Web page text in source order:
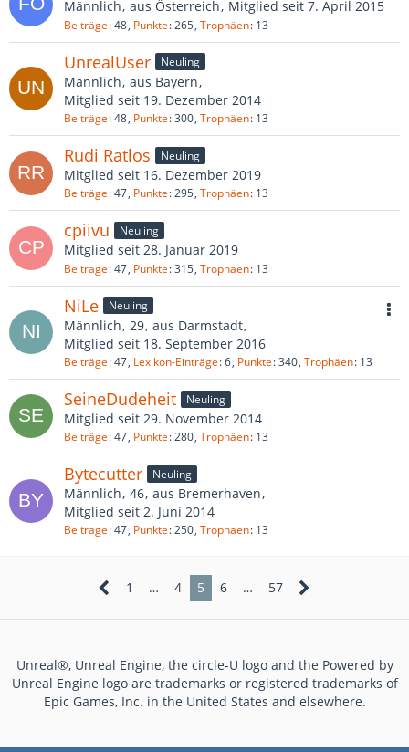
Männlich aus Österreich Mitglied seit 7. April 2015
Beiträge 48 Punkte 265 Trophäen 13
UnrealUser Neuling
Männlich aus Bayern
Mitglied seit 19. Dezember 2014
Beiträge 48 Punkte 300 Trophäen 13
Rudi Ratlos Neuling
Mitglied seit 16. Dezember 2019
Beiträge 47 Punkte 295 Trophäen 13
cpiivu Neuling
Mitglied seit 28. Januar 2019
Beiträge 47 Punkte 315 Trophäen 13
NiLe Neuling
Männlich 29 aus Darmstadt
Mitglied seit 18. September 2016
Beiträge 47 Lexikon-Einträge 6 Punkte 340 Trophäen 13
SeineDudeheit Neuling
Mitglied seit 29. November 2014
Beiträge 47 Punkte 280 Trophäen 13
Bytecutter Neuling
Männlich 46 aus Bremerhaven
Mitglied seit 2. Juni 2014
Beiträge 47 Punkte 250 Trophäen 13
1 … 4 5 6 … 57
Unreal®, Unreal Engine, the circle-U logo and the Powered by
Unreal Engine logo are trademarks or registered trademarks of
Epic Games, Inc. in the United States and elsewhere.